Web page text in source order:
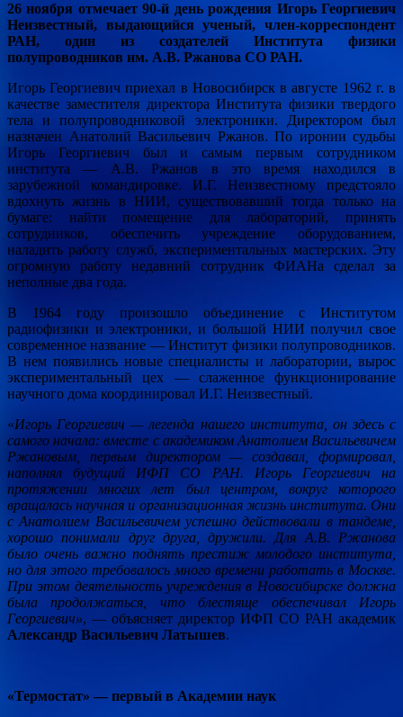
26 ноября отмечает 90-й день рождения Игорь Георгиевич
Неизвестный, выдающийся ученый, член-корреспондент
РАН, один из создателей Института физики
полупроводников им. А.В. Ржанова СО РАН.
Игорь Георгиевич приехал в Новосибирск в августе 1962 г. в
качестве заместителя директора Института физики твердого
тела и полупроводниковой электроники. Директором был
назначен Анатолий Васильевич Ржанов. По иронии судьбы
Игорь Георгиевич был и самым первым сотрудником
института — А.В. Ржанов в это время находился в
зарубежной командировке. И.Г. Неизвестному предстояло
вдохнуть жизнь в НИИ, существовавший тогда только на
бумаге: найти помещение для лабораторий, принять
сотрудников, обеспечить учреждение оборудованием,
наладить работу служб, экспериментальных мастерских. Эту
огромную работу недавний сотрудник ФИАНа сделал за
неполные два года.
В 1964 году произошло объединение с Институтом
радиофизики и электроники, и большой НИИ получил свое
современное название — Институт физики полупроводников.
В нем появились новые специалисты и лаборатории, вырос
экспериментальный цех — слаженное функционирование
научного дома координировал И.Г. Неизвестный.
«Игорь Георгиевич — легенда нашего института, он здесь с
самого начала: вместе с академиком Анатолием Васильевичем
Ржановым, первым директором — создавал, формировал,
наполнял будущий ИФП СО РАН. Игорь Георгиевич на
протяжении многих лет был центром, вокруг которого
вращалась научная и организационная жизнь института. Они
с Анатолием Васильевичем успешно действовали в тандеме,
хорошо понимали друг друга, дружили. Для А.В. Ржанова
было очень важно поднять престиж молодого института,
но для этого требовалось много времени работать в Москве.
При этом деятельность учреждения в Новосибирске должна
была продолжаться, что блестяще обеспечивал Игорь
Георгиевич», — объясняет директор ИФП СО РАН академик
Александр Васильевич Латышев.
«Термостат» — первый в Академии наук